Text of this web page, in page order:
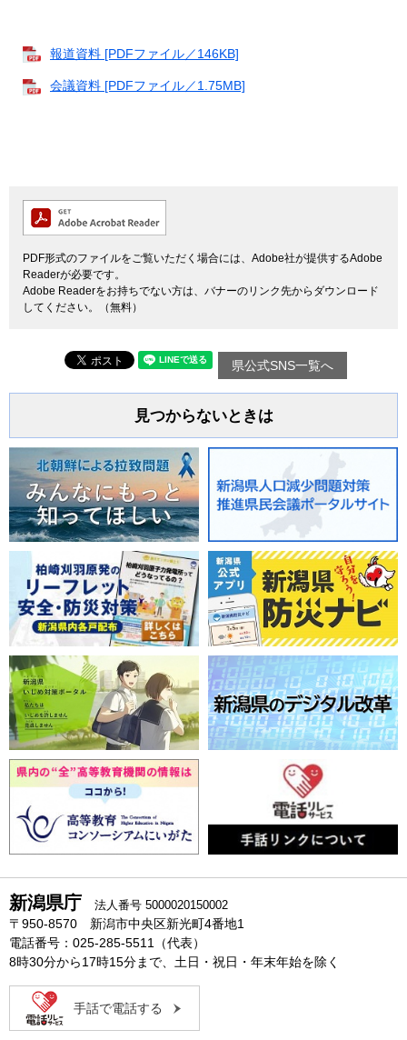
報道資料 [PDFファイル／146KB]
会議資料 [PDFファイル／1.75MB]
PDF形式のファイルをご覧いただく場合には、Adobe社が提供するAdobe
Readerが必要です。
Adobe Readerをお持ちでない方は、バナーのリンク先からダウンロード
してください。（無料）
県公式SNS一覧へ
見つからないときは
新潟県庁 法人番号 5000020150002
〒950-8570 新潟市中央区新光町4番地1
電話番号：025-285-5511（代表）
8時30分から17時15分まで、土日・祝日・年末年始を除く
手話で電話する